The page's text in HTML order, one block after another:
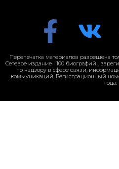
Перепечатка материалов разрешена
Сетевое издание "100 биографий",
по надзору в сфере связи,
коммуникаций. Регистрационный
года.